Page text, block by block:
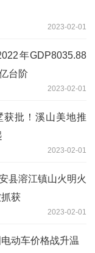
2023-02-01
年GDP8035.88
台阶
2023-02-01
获批！溪山美地推
2023-02-01
县溶江镇山火明火
获
2023-02-01
动车价格战升温